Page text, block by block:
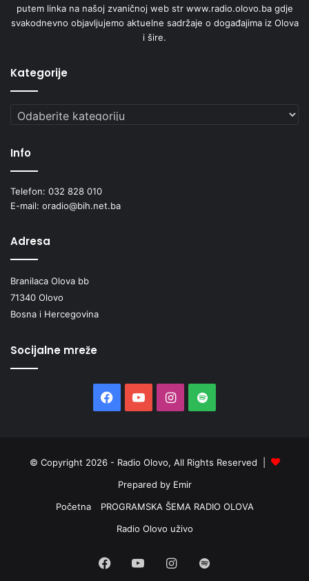
putem linka na našoj zvaničnoj web str www.radio.olovo.ba gdje
svakodnevno objavljujemo aktuelne sadržaje o događajima iz Olova
i šire.
Kategorije
Kategorije
Info
Telefon: 032 828 010
E-mail: oradio@bih.net.ba
Adresa
Branilaca Olova bb
71340 Olovo
Bosna i Hercegovina
Socijalne mreže
FacebookYouTubeInstagram
Spotify
© Copyright 2026 - Radio Olovo, All Rights Reserved |
Prepared by Emir
Početna
PROGRAMSKA ŠEMA RADIO OLOVA
Radio Olovo uživo
FacebookYouTubeInstagram
Spotify